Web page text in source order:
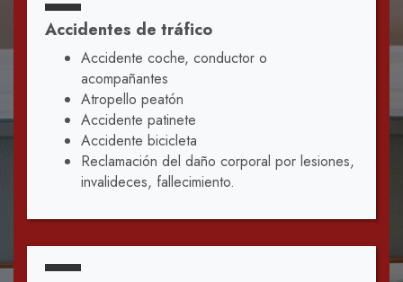
Accidentes de tráfico
Accidente coche, conductor o
acompañantes
Atropello peatón
Accidente patinete
Accidente bicicleta
Reclamación del daño corporal por lesiones,
invalideces, fallecimiento.